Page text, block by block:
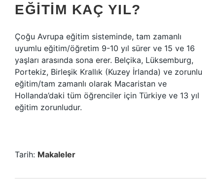
EĞITIM KAÇ YIL?
Çoğu Avrupa eğitim sisteminde, tam zamanlı
uyumlu eğitim/öğretim 9-10 yıl sürer ve 15 ve 16
yaşları arasında sona erer. Belçika, Lüksemburg,
Portekiz, Birleşik Krallık (Kuzey İrlanda) ve zorunlu
eğitim/tam zamanlı olarak Macaristan ve
Hollanda’daki tüm öğrenciler için Türkiye ve 13 yıl
eğitim zorunludur.
Tarih: Makaleler